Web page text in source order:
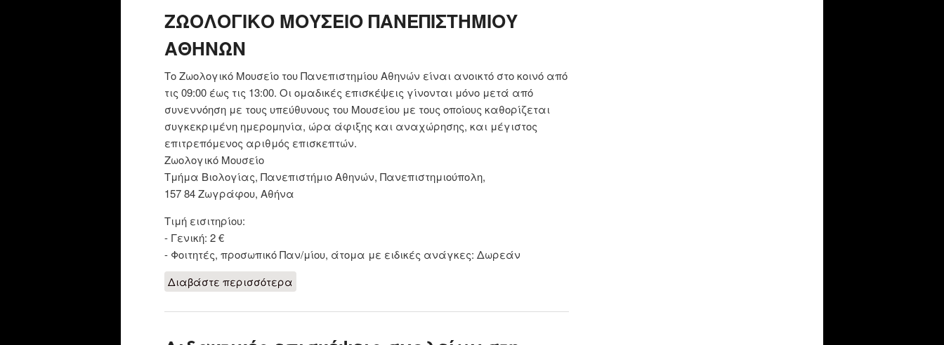
ΖΩΟΛΟΓΙΚΟ ΜΟΥΣΕΙΟ ΠΑΝΕΠΙΣΤΗΜΙΟΥ
ΑΘΗΝΩΝ
Το Ζωολογικό Μουσείο του Πανεπιστημίου Αθηνών είναι ανοικτό στο κοινό από
τις 09:00 έως τις 13:00. Οι ομαδικές επισκέψεις γίνονται μόνο μετά από
συνεννόηση με τους υπεύθυνους του Μουσείου με τους οποίους καθορίζεται
συγκεκριμένη ημερομηνία, ώρα άφιξης και αναχώρησης, και μέγιστος
επιτρεπόμενος αριθμός επισκεπτών.
Ζωολογικό Μουσείο
Τμήμα Βιολογίας, Πανεπιστήμιο Αθηνών, Πανεπιστημιούπολη,
157 84 Ζωγράφου, Αθήνα
Τιμή εισιτηρίου:
- Γενική: 2 €
- Φοιτητές, προσωπικό Παν/μίου, άτομα με ειδικές ανάγκες: Δωρεάν
Διαβάστε περισσότερα